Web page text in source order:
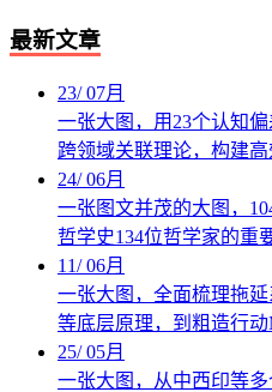
最新文章
23/07月
一张大图，用23个认知
跨领域关联理论，构建
24/06月
一张图文并茂的大图，
哲学史134位哲学家的重
11/06月
一张大图，全面梳理拖
等底层原理，到粗造行
25/05月
一张大图，从中西印等